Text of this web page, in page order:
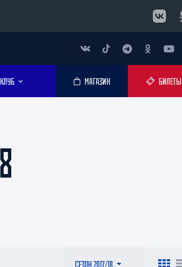
КЛУБ МАГАЗИН БИЛЕТЫ
СЕЗОН 2017/18